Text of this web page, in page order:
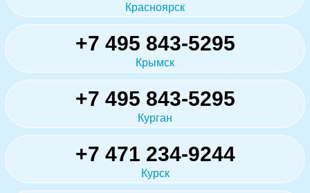
Красноярск
+7 495 843-5295
Крымск
+7 495 843-5295
Курган
+7 471 234-9244
Курск